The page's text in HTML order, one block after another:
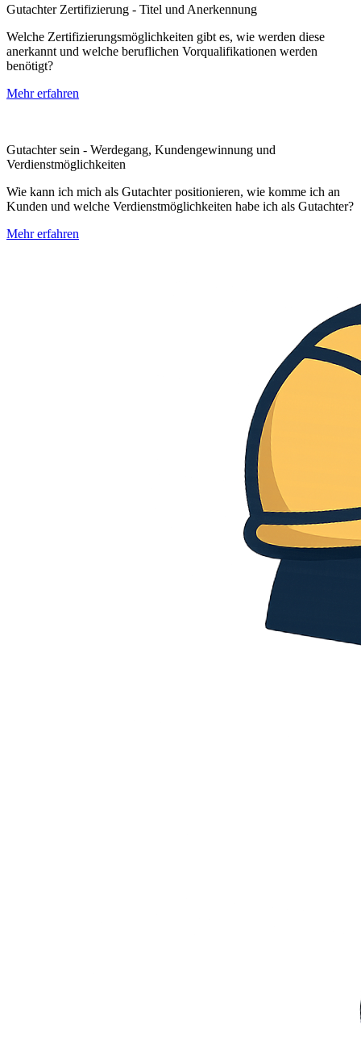
Gutachter Zertifizierung - Titel und Anerkennung
Welche Zertifizierungsmöglichkeiten gibt es, wie werden diese
anerkannt und welche beruflichen Vorqualifikationen werden
benötigt?
Mehr erfahren
Gutachter sein - Werdegang, Kundengewinnung und
Verdienstmöglichkeiten
Wie kann ich mich als Gutachter positionieren, wie komme ich an
Kunden und welche Verdienstmöglichkeiten habe ich als Gutachter?
Mehr erfahren